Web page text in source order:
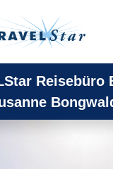
Reisebüro